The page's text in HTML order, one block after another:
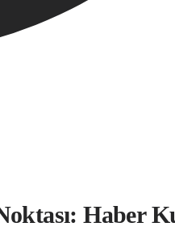
Haber